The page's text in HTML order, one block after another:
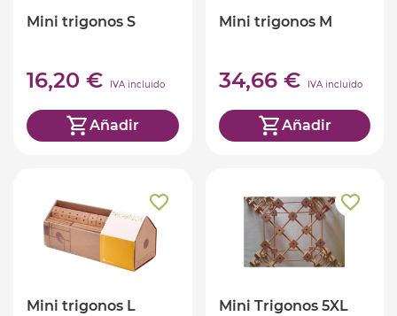
Mini trigonos S
16,20 € IVA incluido
Añadir
Mini trigonos M
34,66 € IVA incluido
Añadir
Mini trigonos L Mini Trigonos 5XL